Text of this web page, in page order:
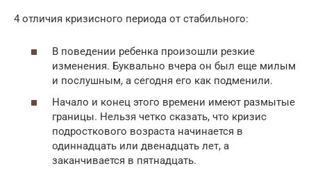
4 отличия кризисного периода от стабильного:
В поведении ребенка произошли резкие
изменения. Буквально вчера он был еще милым
и послушным, а сегодня его как подменили.
Начало и конец этого времени имеют размытые
границы. Нельзя четко сказать, что кризис
подросткового возраста начинается в
одиннадцать или двенадцать лет, а
заканчивается в пятнадцать.